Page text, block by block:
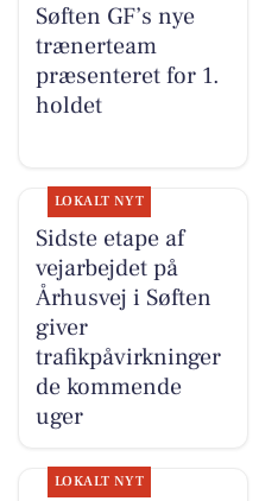
Søften GF’s nye
trænerteam
præsenteret for 1.
holdet
LOKALT NYT
Sidste etape af
vejarbejdet på
Århusvej i Søften
giver
trafikpåvirkninger
de kommende
uger
LOKALT NYT